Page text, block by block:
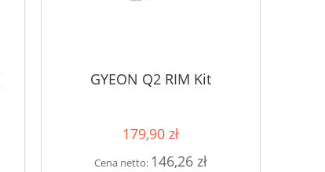
GYEON Q2 RIM Kit
179,90 zł
Cena netto: 146,26 zł